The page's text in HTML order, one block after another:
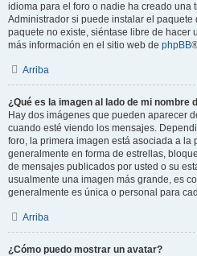
idioma para el foro o nadie ha creado una
Administrador si puede instalar el paquete
paquete no existe, siéntase libre de hacer
más información en el sitio web de phpBB
Arriba
¿Qué es la imagen al lado de mi nombre
Hay dos imágenes que pueden aparecer
cuando esté viendo los mensajes.
foro, la primera imagen está asociada a la
generalmente en forma de estrellas,
de mensajes publicados por usted o su
usualmente una imagen más grande, es
generalmente es única o personal para
Arriba
¿Cómo puedo mostrar un avatar?